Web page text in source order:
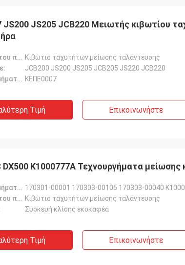
JS200 JS205 JCB220 Μειωτής κιβωτίου
Ονομασία του προϊόντος:: Κιβώτιο ταχυτήτων μείωσης ταλάντευσης
JCB200 JS200 JS205 JCB205 JS220 JCB220
Αριθμός τμήματος:: ΚΕΠΕ0007
Τιμή Επικοινωνήστε
DX500 K1000777A Τεχνουργήματα μείωσης
Αριθμός τμήματος:: 170301-00001 170303-00105 170303-00040
Ονομασία του προϊόντος:: Κιβώτιο ταχυτήτων μείωσης ταλάντευσης
Συσκευή κλίσης εκσκαφέα
Τιμή Επικοινωνήστε